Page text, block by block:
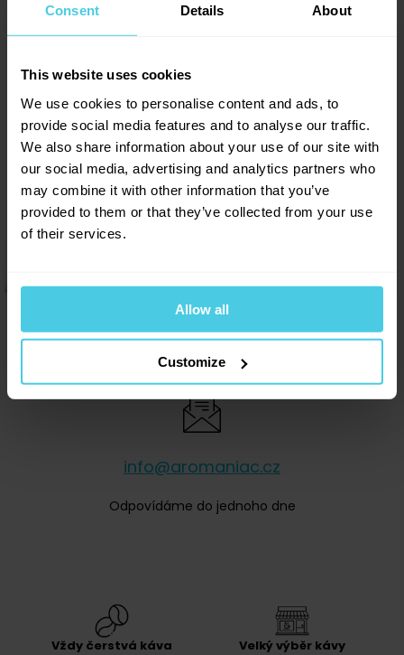
Consent Details About
This website uses cookies
We use cookies to personalise content and ads, to
provide social media features and to analyse our traffic.
We also share information about your use of our site with
our social media, advertising and analytics partners who
may combine it with other information that you’ve
provided to them or that they’ve collected from your use
of their services.
Allow all
Customize
Rady z kávové akademie
kávy
Jak připravit kávu v moka konvičce?
Jak připravit espresso?
Jak připravit kávu v AeroPressu
+420 277 277 949
Po–Pá: 8:00–16:30
info@aromaniac.cz
Odpovídáme do jednoho dne
Vždy čerstvá káva Velký výběr kávy
Sleva 10 % na kávu
Aromaniac? Stačí vyplnit vaši e-mailovou
adresu a obratem vám zašleme slevový kupon...
Navíc vás budeme informovat o všech slevách a
novinkách na našem e-shopu!